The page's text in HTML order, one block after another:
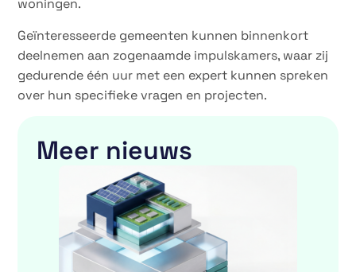
woningen.
Geïnteresseerde gemeenten kunnen binnenkort
deelnemen aan zogenaamde impulskamers, waar zij
gedurende één uur met een expert kunnen spreken
over hun specifieke vragen en projecten.
Meer nieuws